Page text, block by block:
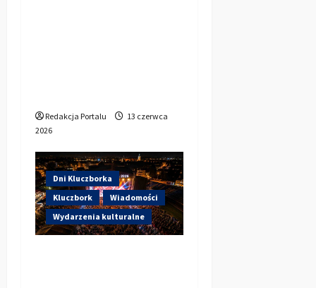
Redakcja Portalu
13 czerwca
2026
Dni Kluczborka
Kluczbork
Wiadomości
Wydarzenia kulturalne